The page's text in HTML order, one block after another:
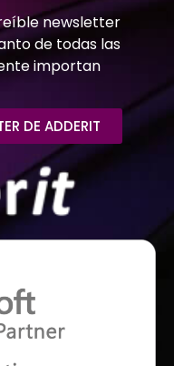
newsletter
de todas las
importan
DE ADDERIT